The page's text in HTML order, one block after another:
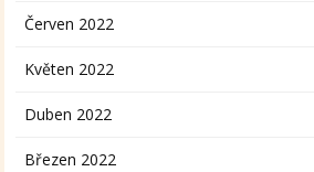
Červen 2022
Květen 2022
Duben 2022
Březen 2022